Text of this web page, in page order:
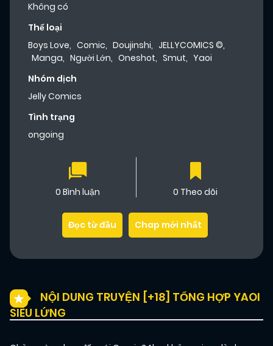
Không có
Thể loại
Boys Love, Comic, Doujinshi, JELLYCOMICS ©,
Manga, Người Lớn, Oneshot, Smut, Yaoi
Nhóm dịch
Jelly Comics
Tình trạng
ongoing
0 Bình luận 0 Theo dõi
Đọc từ đầu Chap mới nhất
NỘI DUNG TRUYỆN [+18] TỔNG HỢP YAOI
SIÊU LỨNG